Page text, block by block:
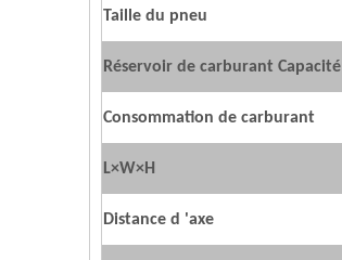
Taille du pneu
Réservoir de carburant Capacité
Consommation de carburant
L×W×H
Distance d 'axe